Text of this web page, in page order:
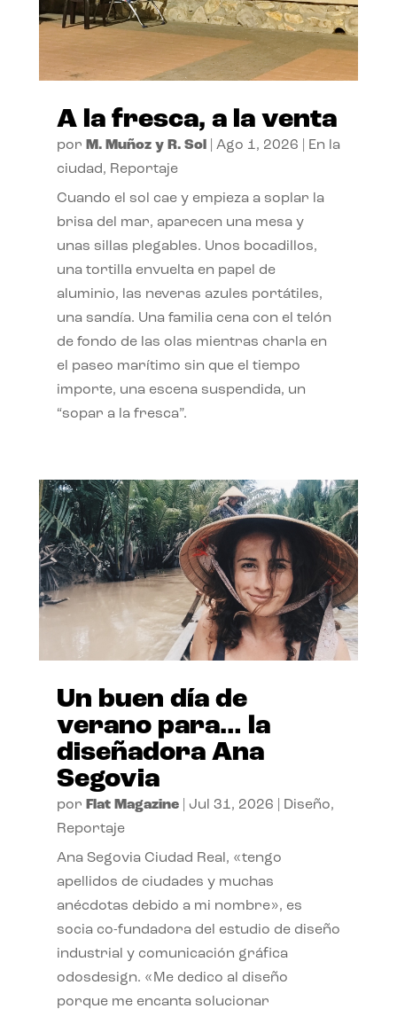
A la fresca, a la venta
por M. Muñoz y R. Sol| Ago 1, 2026
En la
ciudad, Reportaje
Cuando el sol cae y empieza a soplar la
brisa del mar, aparecen una mesa y
unas sillas plegables. Unos bocadillos,
una tortilla envuelta en papel de
aluminio, las neveras azules portátiles,
una sandía. Una familia cena con el telón
de fondo de las olas mientras charla en
el paseo marítimo sin que el tiempo
importe, una escena suspendida, un
“sopar a la fresca”.
Un buen día de
verano para… la
diseñadora Ana
Segovia
por Flat Magazine| Jul 31, 2026 Diseño,
Reportaje
Ana Segovia Ciudad Real, «tengo
apellidos de ciudades y muchas
anécdotas debido a mi nombre», es
socia co-fundadora del estudio de diseño
industrial y comunicación gráfica
odosdesign. «Me dedico al diseño
porque me encanta solucionar